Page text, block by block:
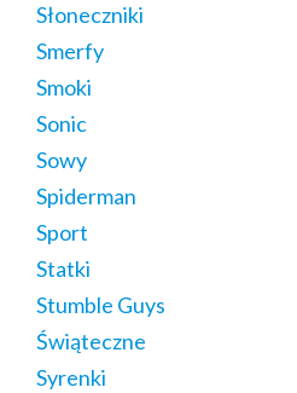
Słoneczniki
Smerfy
Smoki
Sonic
Sowy
Spiderman
Sport
Statki
Stumble Guys
Świąteczne
Syrenki